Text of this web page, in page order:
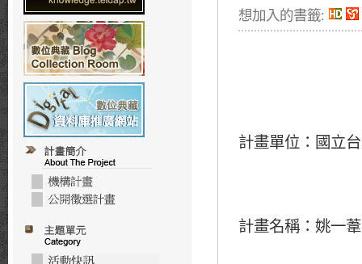
想加入的書籤:
計畫單位：國立
計畫名稱：姚一